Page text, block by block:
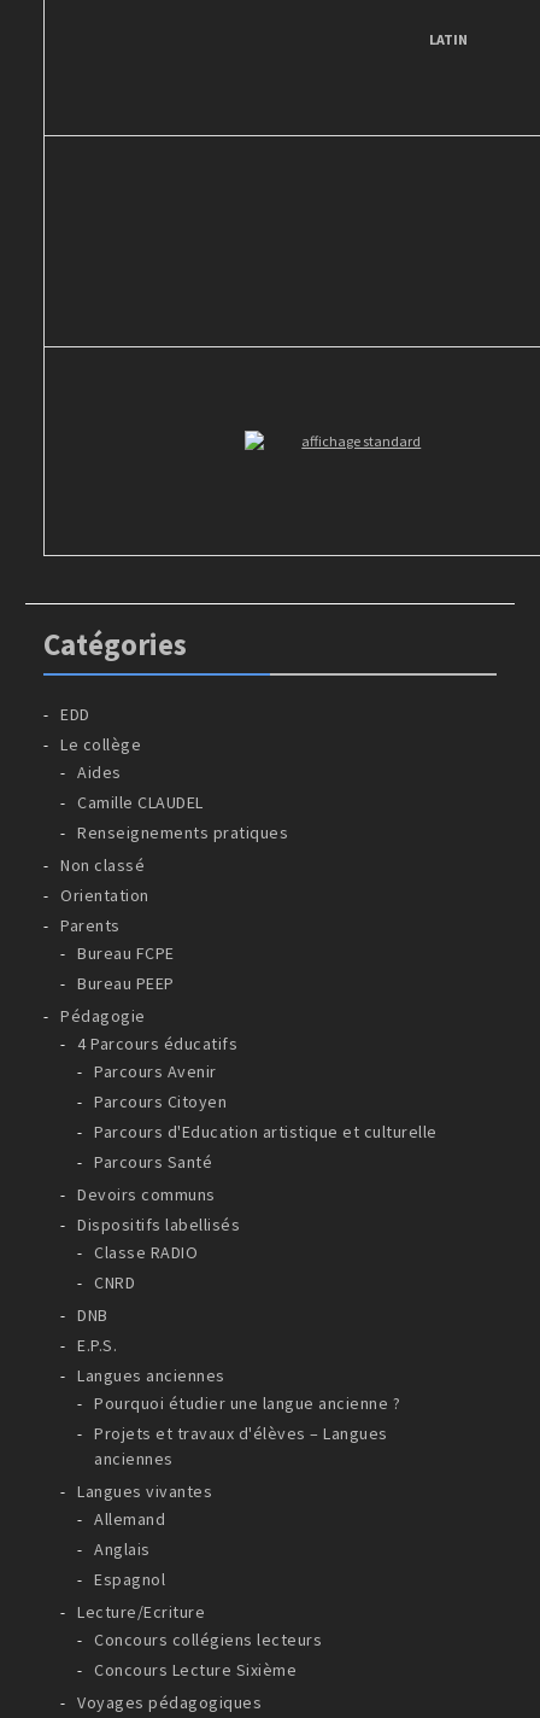
LATIN
Catégories
EDD
Le collège
Aides
Camille CLAUDEL
Renseignements pratiques
Non classé
Orientation
Parents
Bureau FCPE
Bureau PEEP
Pédagogie
4 Parcours éducatifs
Parcours Avenir
Parcours Citoyen
Parcours d'Education artistique et culturelle
Parcours Santé
Devoirs communs
Dispositifs labellisés
Classe RADIO
CNRD
DNB
E.P.S.
Langues anciennes
Pourquoi étudier une langue ancienne ?
Projets et travaux d'élèves – Langues
anciennes
Langues vivantes
Allemand
Anglais
Espagnol
Lecture/Ecriture
Concours collégiens lecteurs
Concours Lecture Sixième
Voyages pédagogiques